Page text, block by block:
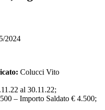
2024
Colucci Vito
al 30.11.22;
– Importo Saldato € 4.500;